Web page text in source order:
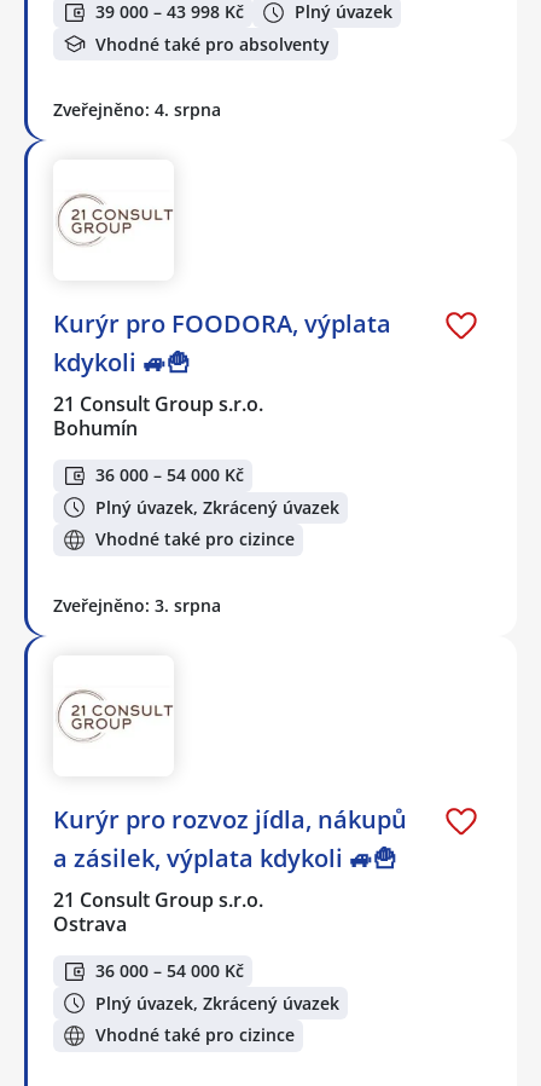
39 000 – 43 998 Kč
Plný úvazek
Vhodné také pro absolventy
Zveřejněno: 4. srpna
Kurýr pro FOODORA, výplata
kdykoli 🚙🍟
21 Consult Group s.r.o.
Bohumín
36 000 – 54 000 Kč
Plný úvazek, Zkrácený úvazek
Vhodné také pro cizince
Zveřejněno: 3. srpna
Kurýr pro rozvoz jídla, nákupů
a zásilek, výplata kdykoli 🚙🍟
21 Consult Group s.r.o.
Ostrava
36 000 – 54 000 Kč
Plný úvazek, Zkrácený úvazek
Vhodné také pro cizince